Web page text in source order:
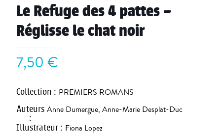
Le Refuge des 4 pattes –
Réglisse le chat noir
7,50 €
Collection : PREMIERS ROMANS
Auteurs
:
Anne Dumergue, Anne-Marie Desplat-Duc
Illustrateur : Fiona Lopez